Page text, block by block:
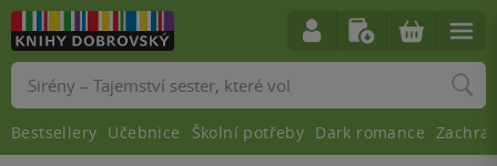
Vyhledávání
Bestsellery Učebnice Školní potřeby Dark romance